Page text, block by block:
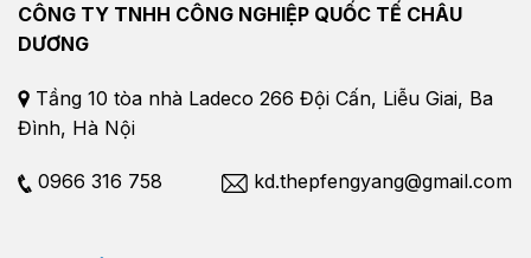
CÔNG TY TNHH CÔNG NGHIỆP QUỐC TẾ CHÂU
DƯƠNG
Tầng 10 tòa nhà Ladeco 266 Đội Cấn, Liễu Giai, Ba
Đình, Hà Nội
0966 316 758 kd.thepfengyang@gmail.com